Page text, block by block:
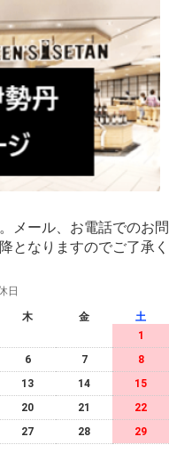
メール、お電話でのお問
となりますのでご了承く
日
木 金
土
1
6 7
8
13 14
15
20 21
22
27 28
29